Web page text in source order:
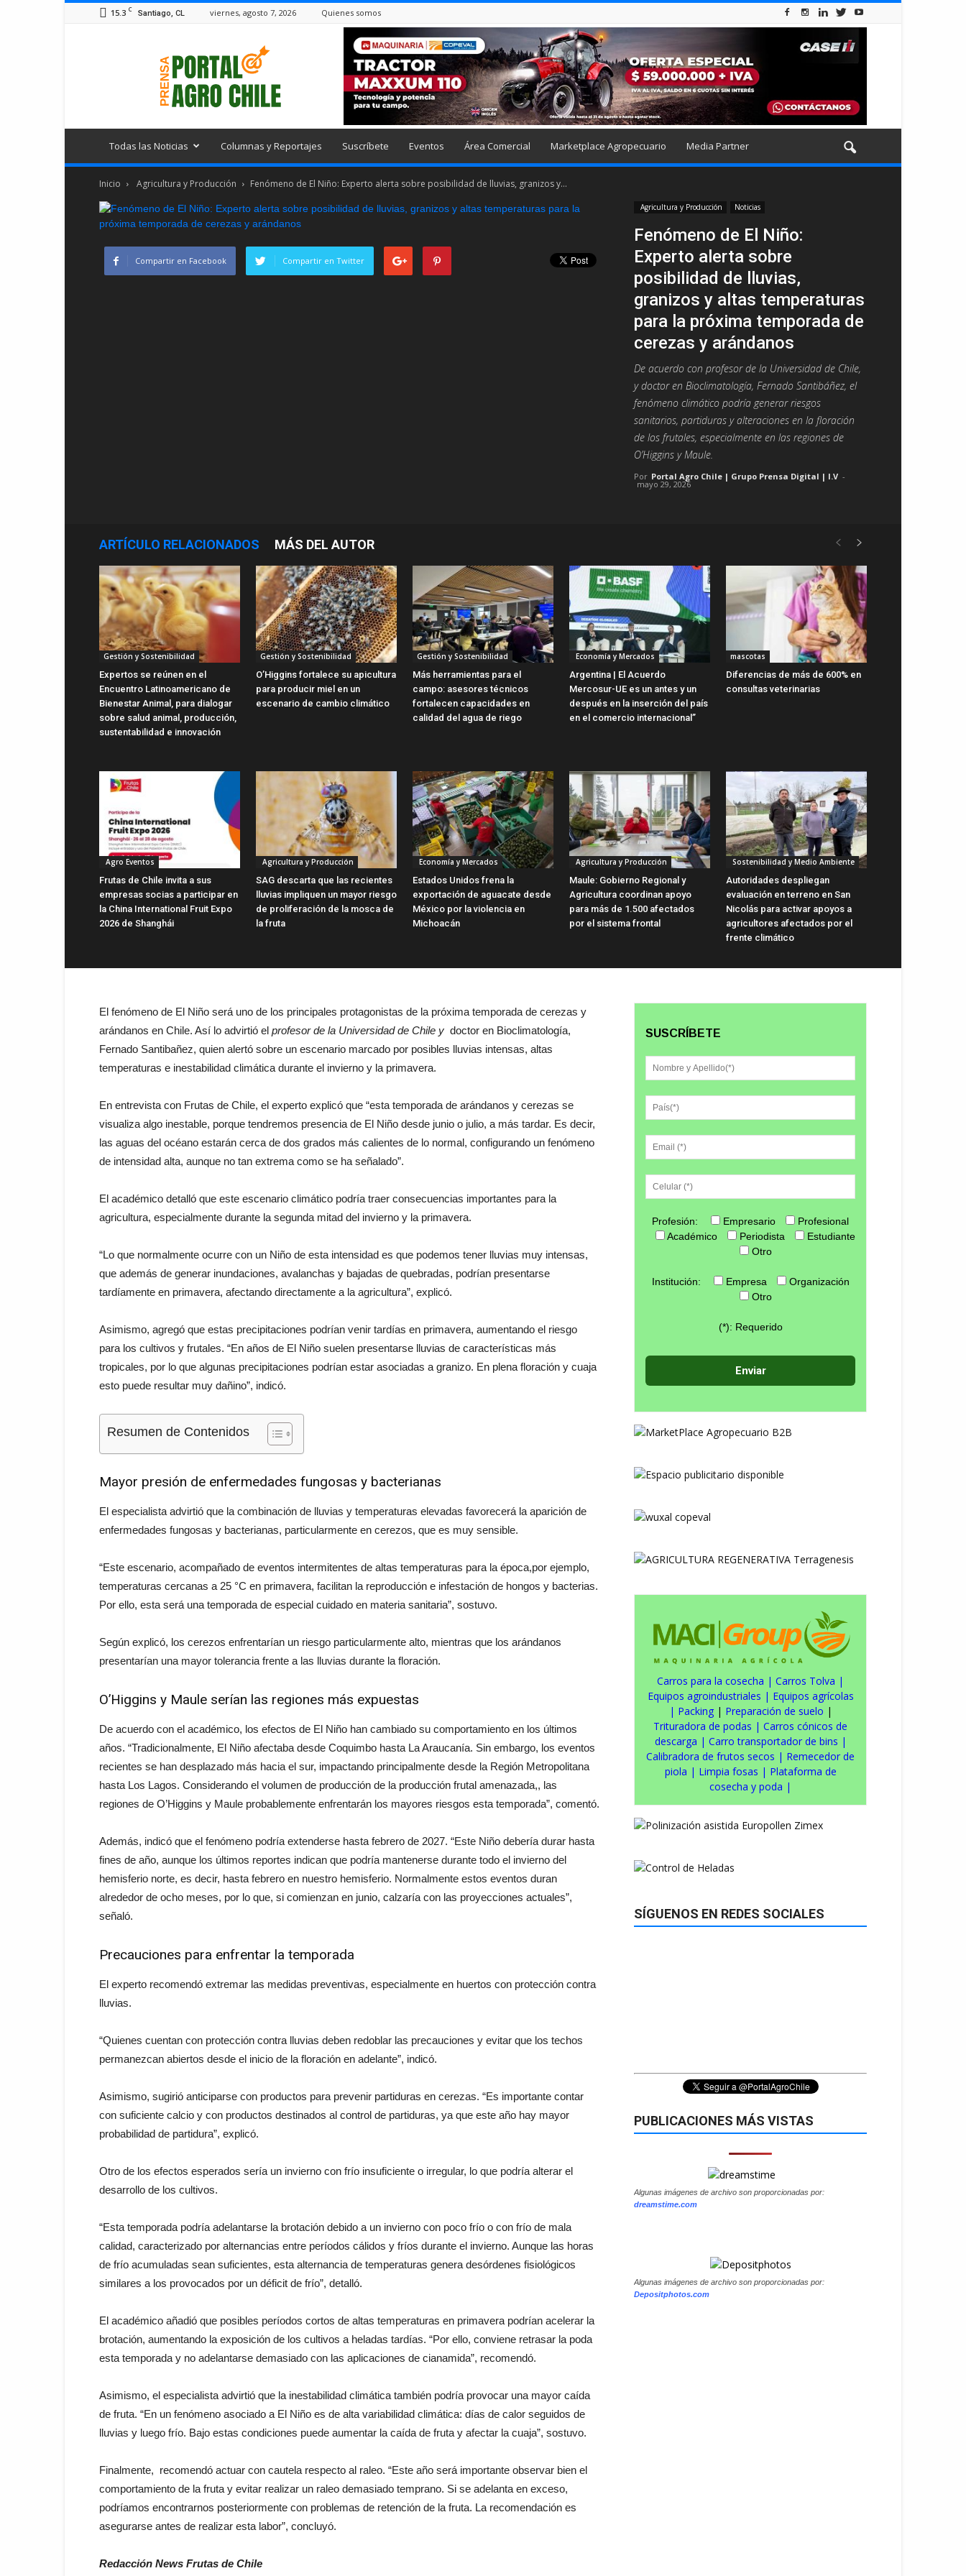
15.3 C Santiago, CL viernes, agosto 7, 2026 Quienes somos
Todas las Noticias Columnas y Reportajes Suscríbete Eventos Área Comercial Marketplace Agropecuario Media Partner
Inicio Agricultura y Producción Fenómeno de El Niño: Experto alerta sobre posibilidad de lluvias, granizos y...
Agricultura y Producción Noticias
Fenómeno de El Niño:
Experto alerta sobre
posibilidad de lluvias,
granizos y altas temperaturas
para la próxima temporada de
cerezas y arándanos
De acuerdo con profesor de la Universidad de Chile,
y doctor en Bioclimatología, Fernado Santibáñez, el
fenómeno climático podría generar riesgos
sanitarios, partiduras y alteraciones en la floración
de los frutales, especialmente en las regiones de
O’Higgins y Maule.
Por Portal Agro Chile | Grupo Prensa Digital | I.V -
mayo 29, 2026
Compartir en Facebook Compartir en Twitter
ARTÍCULO RELACIONADOS MÁS DEL AUTOR
Gestión y Sostenibilidad
Expertos se reúnen en el
Encuentro Latinoamericano de
Bienestar Animal, para dialogar
sobre salud animal, producción,
sustentabilidad e innovación
Gestión y Sostenibilidad
O’Higgins fortalece su apicultura
para producir miel en un
escenario de cambio climático
Gestión y Sostenibilidad
Más herramientas para el
campo: asesores técnicos
fortalecen capacidades en
calidad del agua de riego
Economía y Mercados
Argentina | El Acuerdo
Mercosur-UE es un antes y un
después en la inserción del país
en el comercio internacional”
mascotas
Diferencias de más de 600% en
consultas veterinarias
Agro Eventos
Frutas de Chile invita a sus
empresas socias a participar en
la China International Fruit Expo
2026 de Shanghái
Agricultura y Producción
SAG descarta que las recientes
lluvias impliquen un mayor riesgo
de proliferación de la mosca de
la fruta
Economía y Mercados
Estados Unidos frena la
exportación de aguacate desde
México por la violencia en
Michoacán
Agricultura y Producción
Maule: Gobierno Regional y
Agricultura coordinan apoyo
para más de 1.500 afectados
por el sistema frontal
Sostenibilidad y Medio Ambiente
Autoridades despliegan
evaluación en terreno en San
Nicolás para activar apoyos a
agricultores afectados por el
frente climático
El fenómeno de El Niño será uno de los principales protagonistas de la próxima temporada de cerezas y
arándanos en Chile. Así lo advirtió el profesor de la Universidad de Chile y doctor en Bioclimatología,
Fernado Santibañez, quien alertó sobre un escenario marcado por posibles lluvias intensas, altas
temperaturas e inestabilidad climática durante el invierno y la primavera.
En entrevista con Frutas de Chile, el experto explicó que “esta temporada de arándanos y cerezas se
visualiza algo inestable, porque tendremos presencia de El Niño desde junio o julio, a más tardar. Es decir,
las aguas del océano estarán cerca de dos grados más calientes de lo normal, configurando un fenómeno
de intensidad alta, aunque no tan extrema como se ha señalado”.
El académico detalló que este escenario climático podría traer consecuencias importantes para la
agricultura, especialmente durante la segunda mitad del invierno y la primavera.
“Lo que normalmente ocurre con un Niño de esta intensidad es que podemos tener lluvias muy intensas,
que además de generar inundaciones, avalanchas y bajadas de quebradas, podrían presentarse
tardíamente en primavera, afectando directamente a la agricultura”, explicó.
Asimismo, agregó que estas precipitaciones podrían venir tardías en primavera, aumentando el riesgo
para los cultivos y frutales. “En años de El Niño suelen presentarse lluvias de características más
tropicales, por lo que algunas precipitaciones podrían estar asociadas a granizo. En plena floración y cuaja
esto puede resultar muy dañino”, indicó.
Resumen de Contenidos
Mayor presión de enfermedades fungosas y bacterianas
El especialista advirtió que la combinación de lluvias y temperaturas elevadas favorecerá la aparición de
enfermedades fungosas y bacterianas, particularmente en cerezos, que es muy sensible.
“Este escenario, acompañado de eventos intermitentes de altas temperaturas para la época,por ejemplo,
temperaturas cercanas a 25 °C en primavera, facilitan la reproducción e infestación de hongos y bacterias.
Por ello, esta será una temporada de especial cuidado en materia sanitaria”, sostuvo.
Según explicó, los cerezos enfrentarían un riesgo particularmente alto, mientras que los arándanos
presentarían una mayor tolerancia frente a las lluvias durante la floración.
O’Higgins y Maule serían las regiones más expuestas
De acuerdo con el académico, los efectos de El Niño han cambiado su comportamiento en los últimos
años. “Tradicionalmente, El Niño afectaba desde Coquimbo hasta La Araucanía. Sin embargo, los eventos
recientes se han desplazado más hacia el sur, impactando principalmente desde la Región Metropolitana
hasta Los Lagos. Considerando el volumen de producción de la producción frutal amenazada,, las
regiones de O’Higgins y Maule probablemente enfrentarán los mayores riesgos esta temporada”, comentó.
Además, indicó que el fenómeno podría extenderse hasta febrero de 2027. “Este Niño debería durar hasta
fines de año, aunque los últimos reportes indican que podría mantenerse durante todo el invierno del
hemisferio norte, es decir, hasta febrero en nuestro hemisferio. Normalmente estos eventos duran
alrededor de ocho meses, por lo que, si comienzan en junio, calzaría con las proyecciones actuales”,
señaló.
Precauciones para enfrentar la temporada
El experto recomendó extremar las medidas preventivas, especialmente en huertos con protección contra
lluvias.
“Quienes cuentan con protección contra lluvias deben redoblar las precauciones y evitar que los techos
permanezcan abiertos desde el inicio de la floración en adelante”, indicó.
Asimismo, sugirió anticiparse con productos para prevenir partiduras en cerezas. “Es importante contar
con suficiente calcio y con productos destinados al control de partiduras, ya que este año hay mayor
probabilidad de partidura”, explicó.
Otro de los efectos esperados sería un invierno con frío insuficiente o irregular, lo que podría alterar el
desarrollo de los cultivos.
“Esta temporada podría adelantarse la brotación debido a un invierno con poco frío o con frío de mala
calidad, caracterizado por alternancias entre períodos cálidos y fríos durante el invierno. Aunque las horas
de frío acumuladas sean suficientes, esta alternancia de temperaturas genera desórdenes fisiológicos
similares a los provocados por un déficit de frío”, detalló.
El académico añadió que posibles períodos cortos de altas temperaturas en primavera podrían acelerar la
brotación, aumentando la exposición de los cultivos a heladas tardías. “Por ello, conviene retrasar la poda
esta temporada y no adelantarse demasiado con las aplicaciones de cianamida”, recomendó.
Asimismo, el especialista advirtió que la inestabilidad climática también podría provocar una mayor caída
de fruta. “En un fenómeno asociado a El Niño es de alta variabilidad climática: días de calor seguidos de
lluvias y luego frío. Bajo estas condiciones puede aumentar la caída de fruta y afectar la cuaja”, sostuvo.
Finalmente, recomendó actuar con cautela respecto al raleo. “Este año será importante observar bien el
comportamiento de la fruta y evitar realizar un raleo demasiado temprano. Si se adelanta en exceso,
podríamos encontrarnos posteriormente con problemas de retención de la fruta. La recomendación es
asegurarse antes de realizar esta labor”, concluyó.
Redacción News Frutas de Chile
SUSCRÍBETE
Profesión: Empresario
Profesional
Académico
Periodista
Estudiante
Otro
Institución: Empresa
Organización
Otro
(*): Requerido
Carros para la cosecha | Carros Tolva |
Equipos agroindustriales | Equipos agrícolas
| Packing| Preparación de suelo |
Trituradora de podas | Carros cónicos de
descarga | Carro transportador de bins |
Calibradora de frutos secos | Remecedor de
piola | Limpia fosas | Plataforma de
cosecha y poda |
SÍGUENOS EN REDES SOCIALES
PUBLICACIONES MÁS VISTAS
Algunas imágenes de archivo son proporcionadas por:
dreamstime.com
Algunas imágenes de archivo son proporcionadas por:
Depositphotos.com